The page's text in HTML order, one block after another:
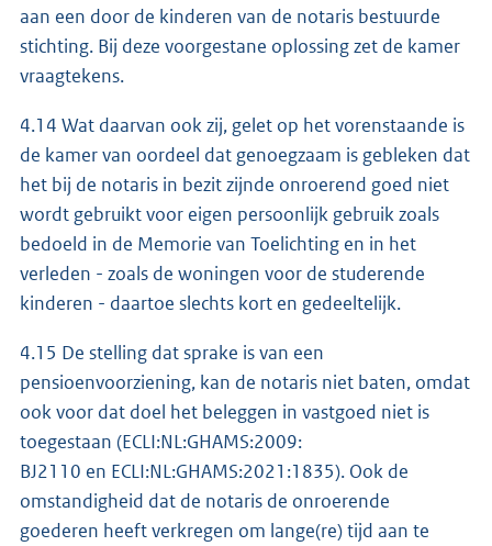
aan een door de kinderen van de notaris bestuurde
stichting. Bij deze voorgestane oplossing zet de kamer
vraagtekens.
4.14 Wat daarvan ook zij, gelet op het vorenstaande is
de kamer van oordeel dat genoegzaam is gebleken dat
het bij de notaris in bezit zijnde onroerend goed niet
wordt gebruikt voor eigen persoonlijk gebruik zoals
bedoeld in de Memorie van Toelichting en in het
verleden - zoals de woningen voor de studerende
kinderen - daartoe slechts kort en gedeeltelijk.
4.15 De stelling dat sprake is van een
pensioenvoorziening, kan de notaris niet baten, omdat
ook voor dat doel het beleggen in vastgoed niet is
toegestaan (ECLI:NL:GHAMS:2009:
BJ2110 en ECLI:NL:GHAMS:2021:1835). Ook de
omstandigheid dat de notaris de onroerende
goederen heeft verkregen om lange(re) tijd aan te